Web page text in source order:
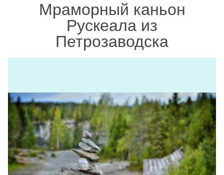
Мраморный каньон
Рускеала из
Петрозаводска